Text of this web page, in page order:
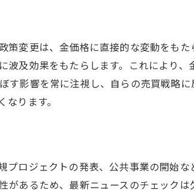
変更は、金価格に直接的な変動をもた
及効果をもたらします。これにより、
す影響を常に注視し、自らの売買戦略
ります。
ロジェクトの発表、公共事業の開始な
あるため、最新ニュースのチェックは